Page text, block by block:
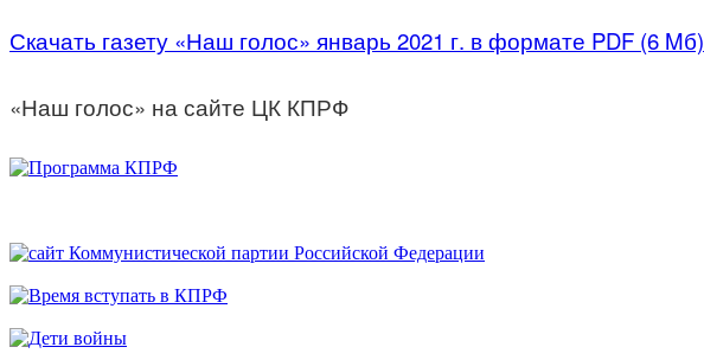
Скачать газету «Наш голос» январь 2021 г. в формате PDF (6 Mб)
«Наш голос» на сайте ЦК КПРФ